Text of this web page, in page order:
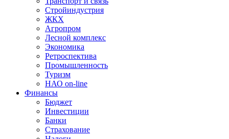
Стройиндустрия
ЖКХ
Агропром
Лесной комплекс
Экономика
Ретроспектива
Промышленность
Туризм
НАО on-line
Финансы
Бюджет
Инвестиции
Банки
Страхование